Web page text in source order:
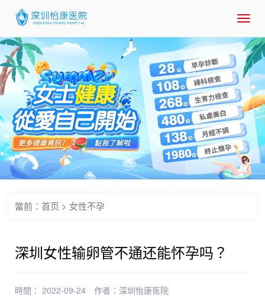
當前： 首页 > 女性不孕
深圳女性输卵管不通还能怀孕吗？
時間： 2022-09-24 作者： 深圳怡康医院